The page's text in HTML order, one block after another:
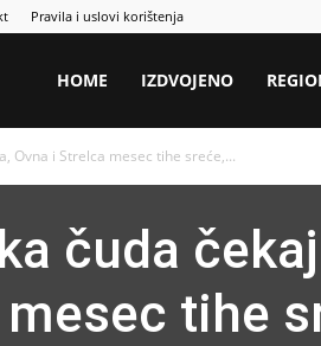
Pravila i uslovi korištenja
HOME IZDVOJENO
Ovna i Strelca mesec tihe sreće,...
čuda
tihe